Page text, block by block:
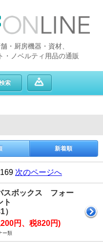
・厨房機器・資材、
・ノベルティ用品の通販
索
新着順
次のページへ
スボックス フォー
ト
円、税820円)
ー類